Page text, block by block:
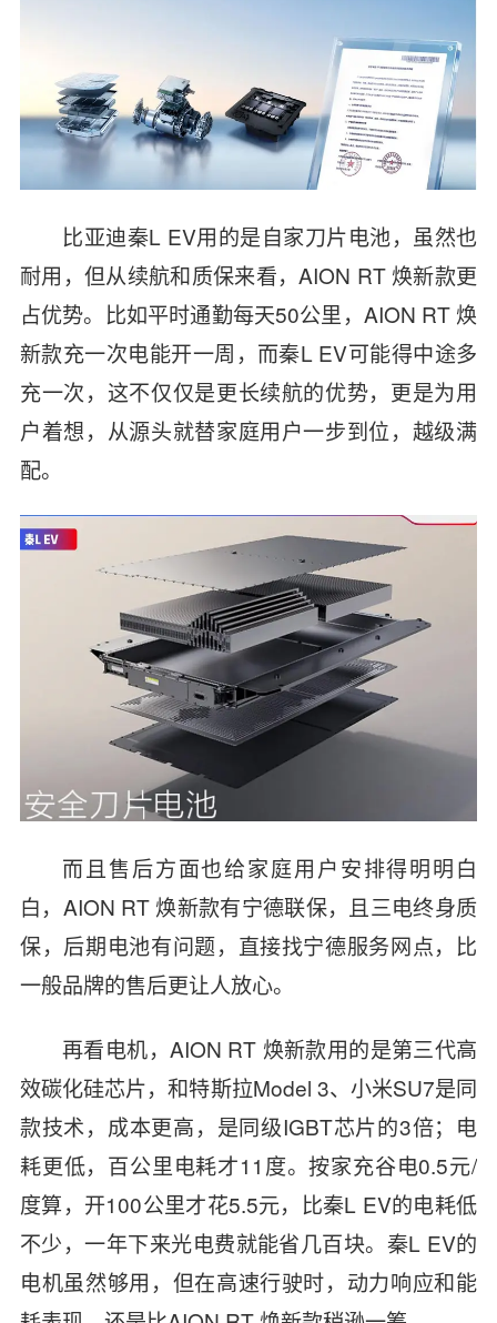
比亚迪秦L EV用的是自家刀片电池，虽然也
耐用，但从续航和质保来看，AION RT 焕新款更
占优势。比如平时通勤每天50公里，AION RT 焕
新款充一次电能开一周，而秦L EV可能得中途多
充一次，这不仅仅是更长续航的优势，更是为用
户着想，从源头就替家庭用户一步到位，越级满
配。
而且售后方面也给家庭用户安排得明明白
白，AION RT 焕新款有宁德联保，且三电终身质
保，后期电池有问题，直接找宁德服务网点，比
一般品牌的售后更让人放心。
再看电机，AION RT 焕新款用的是第三代高
效碳化硅芯片，和特斯拉Model 3、 小米SU7是同
款技术，成本更高，是同级IGBT芯片的3倍；电
耗更低，百公里电耗才11度。按家充谷电0.5元/
度算，开100公里才花5.5元，比秦L EV的电耗低
不少，一年下来光电费就能省几百块。秦L EV的
电机虽然够用，但在高速行驶时，动力响应和能